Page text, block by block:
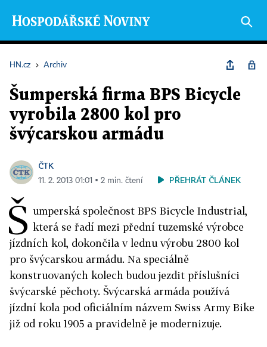
HN.cz › Archiv
Šumperská firma BPS Bicycle
vyrobila 2800 kol pro
švýcarskou armádu
ČTK
11. 2. 2013 01:01 ▪ 2 min. čtení PŘEHRÁT ČLÁNEK
Š umperská společnost BPS Bicycle Industrial,
která se řadí mezi přední tuzemské výrobce
jízdních kol, dokončila v lednu výrobu 2800 kol
pro švýcarskou armádu. Na speciálně
konstruovaných kolech budou jezdit příslušníci
švýcarské pěchoty. Švýcarská armáda používá
jízdní kola pod oficiálním názvem Swiss Army Bike
již od roku 1905 a pravidelně je modernizuje.